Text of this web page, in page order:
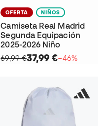
OFERTA NIÑOS
Camiseta Real Madrid
Segunda Equipación
2025-2026 Niño
69,99 €37,99 €−46%